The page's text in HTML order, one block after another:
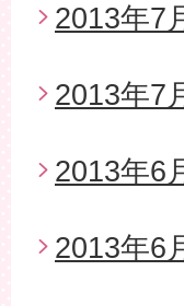
2013年7
2013年7
2013年6
2013年6